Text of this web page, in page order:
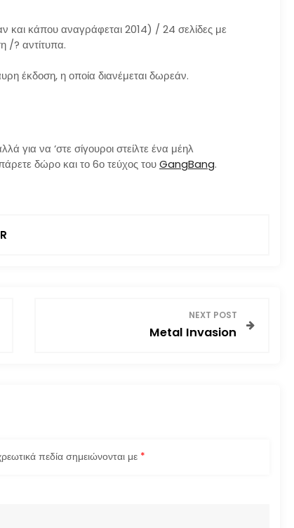
κάπου αναγράφεται 2014) / 24 σελίδες με
? αντίτυπα.
έκδοση, η οποία διανέμεται δωρεάν.
για να ‘στε σίγουροι στείλτε ένα μέηλ
δώρο και το 6ο τεύχος τουGangBang.
NEXT POST
Metal Invasion
πεδία σημειώνονται με *